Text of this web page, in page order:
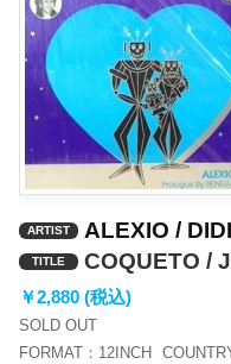
ARTIST ALEXIO / DIDI
TITLE COQUETO /
￥2,880 (税込)
SOLD OUT
FORMAT： 12INCH